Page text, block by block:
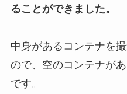
ることができました。
中身があるコンテナを
ので、空のコンテナが
です。